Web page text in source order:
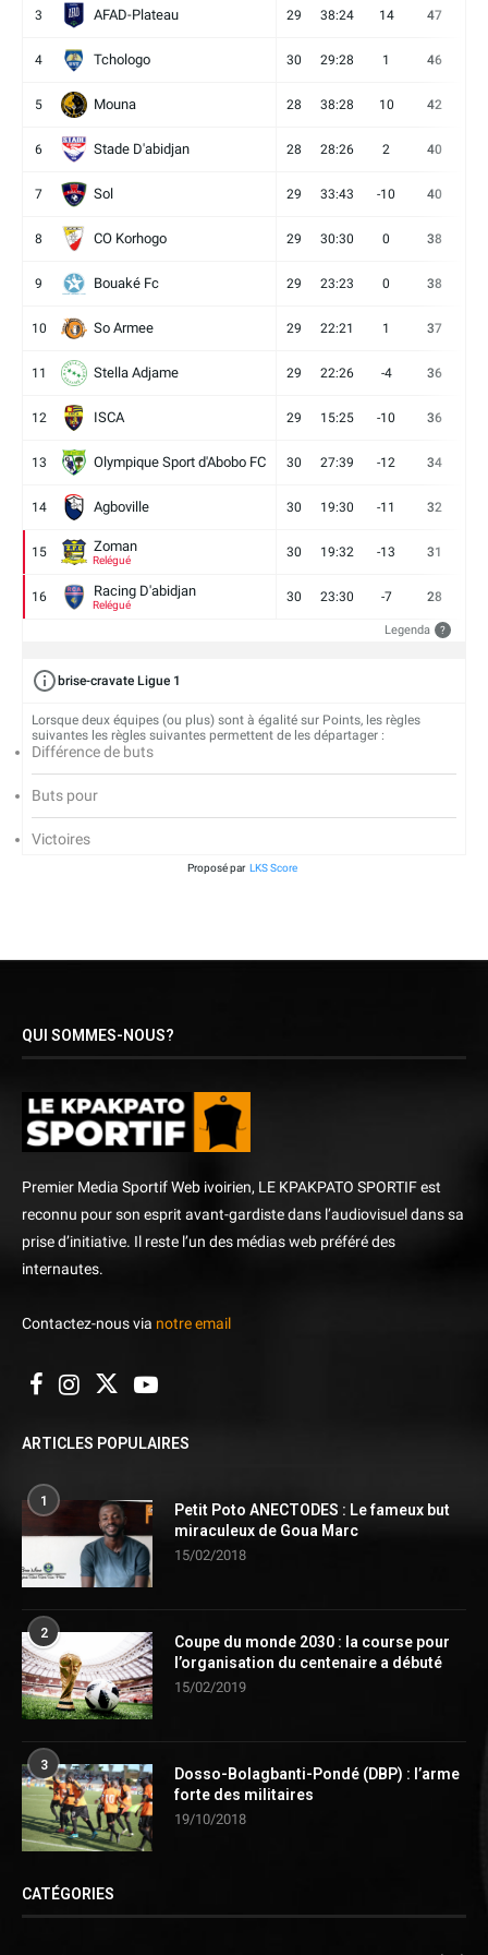
3 AFAD-Plateau 29 38:24 14 47
4 Tchologo 30 29:28 1 46
5 Mouna 28 38:28 10 42
6 Stade D'abidjan 28 28:26 2 40
7 Sol 29 33:43 -10 40
8 CO Korhogo 29 30:30 0 38
9 Bouaké Fc 29 23:23 0 38
10 So Armee 29 22:21 1 37
11 Stella Adjame 29 22:26 -4 36
12 ISCA 29 15:25 -10 36
13 Olympique Sport d'Abobo FC 30 27:39 -12 34
14 Agboville 30 19:30 -11 32
15 Zoman
Relégué
30 19:32 -13 31
16 Racing D'abidjan
Relégué
30 23:30 -7 28
Legenda ?
brise-cravate Ligue 1
Lorsque deux équipes (ou plus) sont à égalité sur Points, les règles
suivantes les règles suivantes permettent de les départager :
Différence de buts
Buts pour
Victoires
Proposé par LKS Score
QUI SOMMES-NOUS?
Premier Media Sportif Web ivoirien, LE KPAKPATO SPORTIF est
reconnu pour son esprit avant-gardiste dans l’audiovisuel dans sa
prise d’initiative. Il reste l’un des médias web préféré des
internautes.
Contactez-nous via notre email
ARTICLES POPULAIRES
1
Petit Poto ANECTODES : Le fameux but
miraculeux de Goua Marc
15/02/2018
2
Coupe du monde 2030 : la course pour
l’organisation du centenaire a débuté
15/02/2019
3
Dosso-Bolagbanti-Pondé (DBP) : l’arme
forte des militaires
19/10/2018
CATÉGORIES